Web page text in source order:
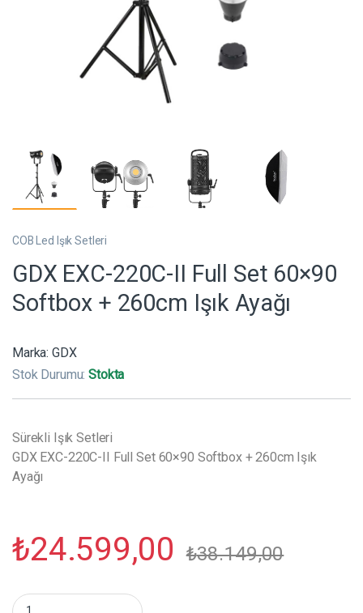
COB Led Işık Setleri
GDX EXC-220C-II Full Set 60×90
Softbox + 260cm Işık Ayağı
Marka: GDX
Stok Durumu:Stokta
Sürekli Işık Setleri
GDX EXC-220C-II Full Set 60×90 Softbox + 260cm Işık
Ayağı
₺24.599,00 ₺38.149,00
GDX EXC-220C-II Full Set 60x90 Softbox + 260cm Işık Ayağı